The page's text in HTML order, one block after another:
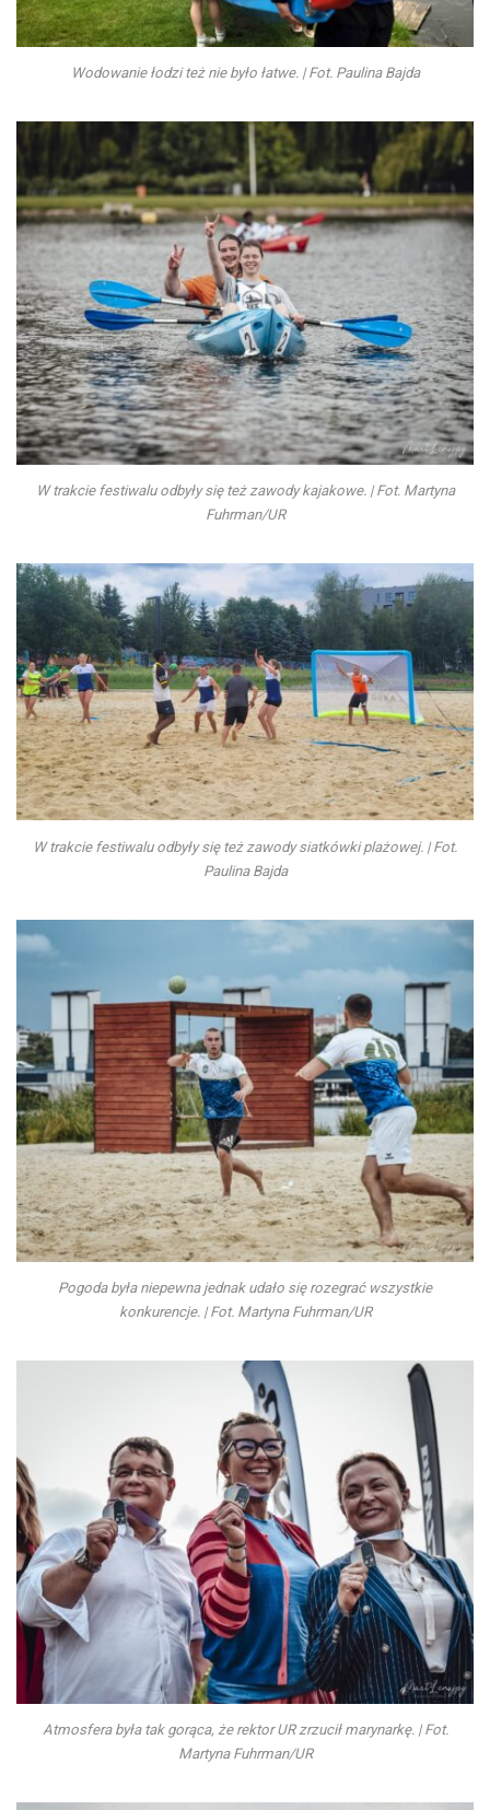
Wodowanie łodzi też nie było łatwe. | Fot. Paulina Bajda
W trakcie festiwalu odbyły się też zawody kajakowe. | Fot. Martyna
Fuhrman/UR
W trakcie festiwalu odbyły się też zawody siatkówki plażowej. | Fot.
Paulina Bajda
Pogoda była niepewna jednak udało się rozegrać wszystkie
konkurencje. | Fot. Martyna Fuhrman/UR
Atmosfera była tak gorąca, że rektor UR zrzucił marynarkę. | Fot.
Martyna Fuhrman/UR